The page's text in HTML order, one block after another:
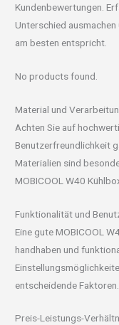
Kundenbewertungen.
Unterschied
am besten entspricht.
No products found.
Material und
Achten Sie auf
Benutzerfreundlichkeit
Materialien sind
MOBICOOL W40
Funktionalität und
Eine gute MOBICOOL
handhaben und
entscheidende Faktoren.
Preis-Leistungs-